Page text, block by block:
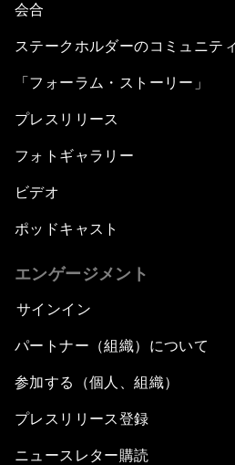
会合
ステークホルダーのコミュニティ
「フォーラム・ストーリー」
プレスリリース
フォトギャラリー
ビデオ
ポッドキャスト
エンゲージメント
サインイン
パートナー（組織）について
参加する（個人、組織）
プレスリリース登録
ニュースレター購読